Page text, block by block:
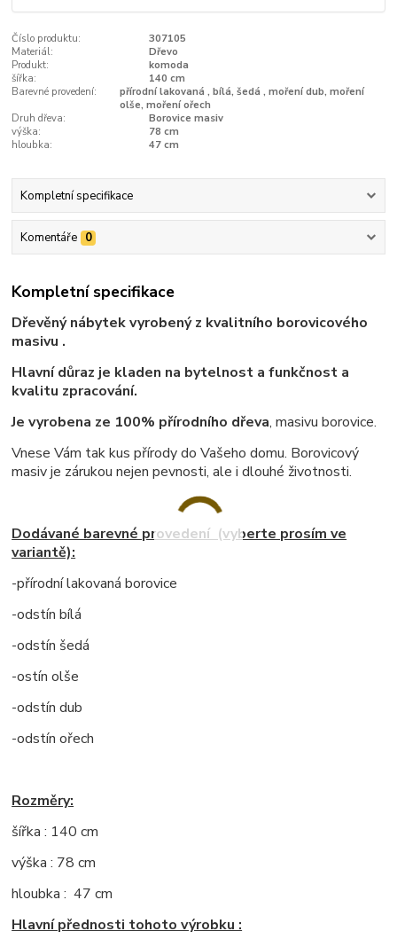
Číslo produktu:
307105
Materiál:
Dřevo
Produkt:
komoda
šířka:
140 cm
Barevné provedení:
přírodní lakovaná , bílá, šedá , moření dub, moření
olše, moření ořech
Druh dřeva:
Borovice masiv
výška:
78 cm
hloubka:
47 cm
Kompletní specifikace
Komentáře 0
Kompletní specifikace
Dřevěný nábytek vyrobený z kvalitního borovicového
masivu .
Hlavní důraz je kladen na bytelnost a funkčnost a
kvalitu zpracování.
Je vyrobena ze 100% přírodního dřeva, masivu borovice.
Vnese Vám tak kus přírody do Vašeho domu. Borovicový
masiv je zárukou nejen pevnosti, ale i dlouhé životnosti.
Dodávané barevné provedení (vyberte prosím ve
variantě):
-přírodní lakovaná borovice
-odstín bílá
-odstín šedá
-ostín olše
-odstín dub
-odstín ořech
Rozměry:
šířka : 140 cm
výška : 78 cm
hloubka : 47 cm
Hlavní přednosti tohoto výrobku :